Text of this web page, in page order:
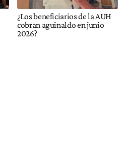
¿Los beneficiarios de la AUH
cobran aguinaldo en junio
2026?